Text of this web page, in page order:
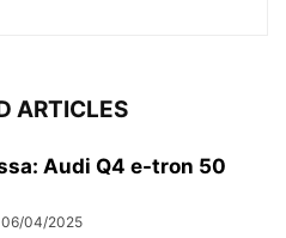
ARTICLES
Audi Q4 e-tron 50
06/04/2025